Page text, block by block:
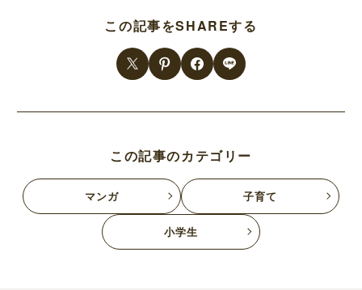
この記事をSHAREする
この記事のカテゴリー
マンガ 子育て
小学生